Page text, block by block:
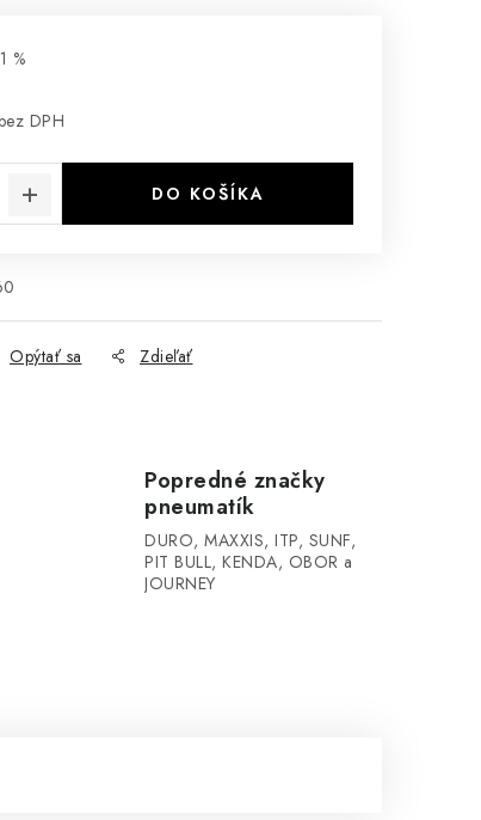
%
DPH
DO KOŠÍKA
Opýtať sa Zdieľať
Popredné značky
pneumatík
DURO, MAXXIS, ITP, SUNF,
PIT BULL, KENDA, OBOR a
JOURNEY